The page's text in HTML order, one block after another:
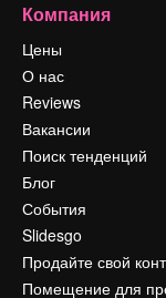
Компания
Цены
О нас
Reviews
Вакансии
Поиск тенденций
Блог
События
Slidesgo
Продайте свой
Помещение для